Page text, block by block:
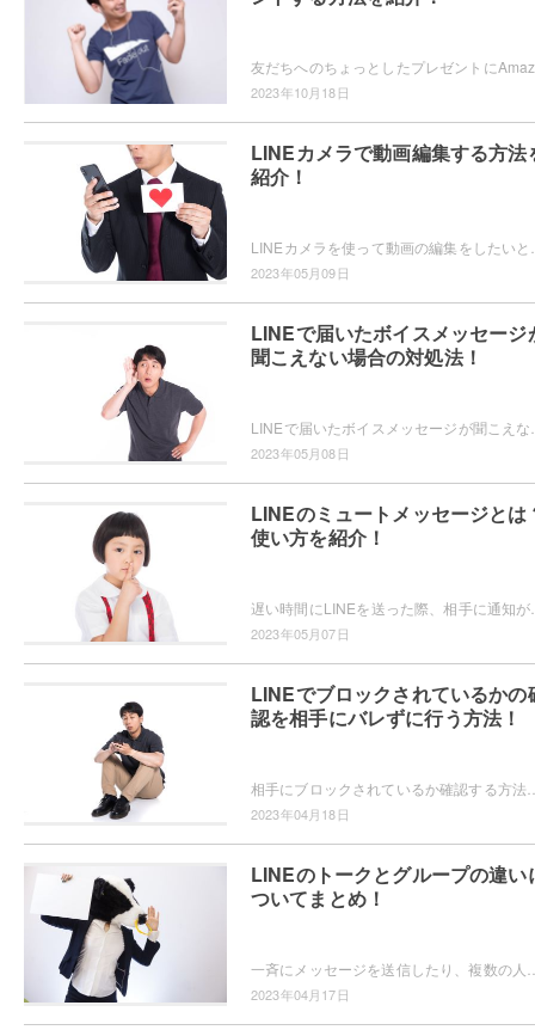
2023年10月18日
LINEカメラで動画編集する方法
紹介！
2023年05月09日
LINEで届いたボイスメッセージ
聞こえない場合の対処法！
2023年05月08日
LINEのミュートメッセージとは
使い方を紹介！
2023年05月07日
LINEでブロックされているかの
認を相手にバレずに行う方法！
2023年04月18日
LINEのトークとグループの違い
ついてまとめ！
2023年04月17日